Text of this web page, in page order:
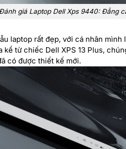
giá Laptop Dell Xps 9440: Đẳng
laptop rất đẹp, với cá nhân
kể từ chiếc Dell XPS 13 Plus,
có được thiết kế mới.